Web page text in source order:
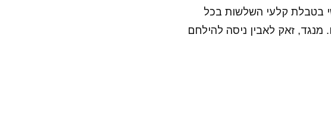
בטבלת קלעי השלשות בכל
מנגד, זאק לאבין ניסה להילחם